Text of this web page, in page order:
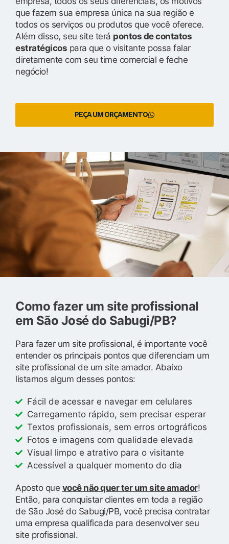
que fazem sua empresa única na sua região e
todos os serviços ou produtos que você oferece.
Além disso, seu site terá pontos de contatos
estratégicos para que o visitante possa falar
diretamente com seu time comercial e feche
negócio!
PEÇA UM ORÇAMENTO
Como fazer um site profissional
em São José do Sabugi/PB?
Para fazer um site profissional, é importante você
entender os principais pontos que diferenciam um
site profissional de um site amador. Abaixo
listamos algum desses pontos:
Fácil de acessar e navegar em celulares
Carregamento rápido, sem precisar esperar
Textos profissionais, sem erros ortográficos
Fotos e imagens com qualidade elevada
Visual limpo e atrativo para o visitante
Acessível a qualquer momento do dia
Aposto que você não quer ter um site amador!
Então, para conquistar clientes em toda a região
de São José do Sabugi/PB, você precisa contratar
uma empresa qualificada para desenvolver seu
site profissional.